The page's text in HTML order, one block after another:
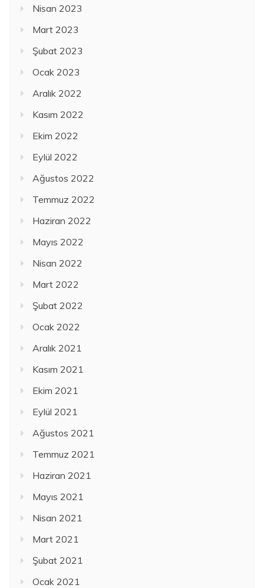
Nisan 2023
Mart 2023
Şubat 2023
Ocak 2023
Aralık 2022
Kasım 2022
Ekim 2022
Eylül 2022
Ağustos 2022
Temmuz 2022
Haziran 2022
Mayıs 2022
Nisan 2022
Mart 2022
Şubat 2022
Ocak 2022
Aralık 2021
Kasım 2021
Ekim 2021
Eylül 2021
Ağustos 2021
Temmuz 2021
Haziran 2021
Mayıs 2021
Nisan 2021
Mart 2021
Şubat 2021
Ocak 2021